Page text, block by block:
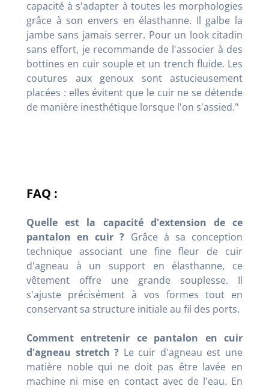
capacité à s'adapter à toutes les morphologies
grâce à son envers en élasthanne. Il galbe la
jambe sans jamais serrer. Pour un look citadin
sans effort, je recommande de l'associer à des
bottines en cuir souple et un trench fluide. Les
coutures aux genoux sont astucieusement
placées : elles évitent que le cuir ne se détende
de manière inesthétique lorsque l'on s'assied."
FAQ :
Quelle est la capacité d'extension de ce
pantalon en cuir ? Grâce à sa conception
technique associant une fine fleur de cuir
d'agneau à un support en élasthanne, ce
vêtement offre une grande souplesse. Il
s'ajuste précisément à vos formes tout en
conservant sa structure initiale au fil des ports.
Comment entretenir ce pantalon en cuir
d'agneau stretch ? Le cuir d'agneau est une
matière noble qui ne doit pas être lavée en
machine ni mise en contact avec de l'eau. En